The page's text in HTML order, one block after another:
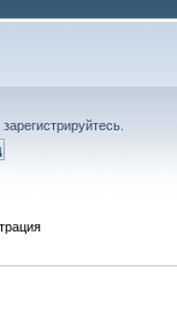
зарегистрируйтесь.